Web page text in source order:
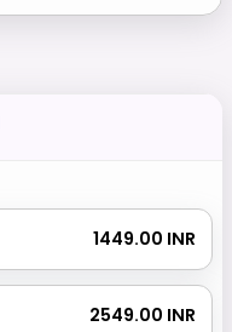
₹ 1449.00 INR
₹ 2549.00 INR